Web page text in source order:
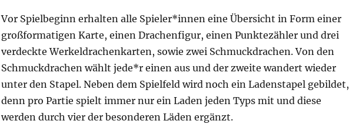
Vor Spielbeginn erhalten alle Spieler*innen eine Übersicht in Form einer
großformatigen Karte, einen Drachenfigur, einen Punktezähler und drei
verdeckte Werkeldrachenkarten, sowie zwei Schmuckdrachen. Von den
Schmuckdrachen wählt jede*r einen aus und der zweite wandert wieder
unter den Stapel. Neben dem Spielfeld wird noch ein Ladenstapel gebildet,
denn pro Partie spielt immer nur ein Laden jeden Typs mit und diese
werden durch vier der besonderen Läden ergänzt.